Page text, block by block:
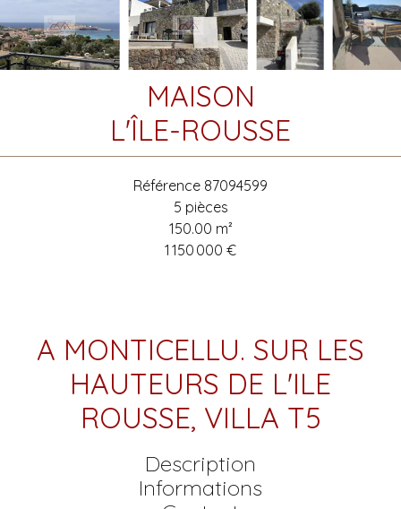
MAISON
L'ÎLE-ROUSSE
Référence 87094599
5 pièces
150.00 m²
1 150 000 €
A MONTICELLU. SUR LES
HAUTEURS DE L'ILE
ROUSSE, VILLA T5
Description
Informations